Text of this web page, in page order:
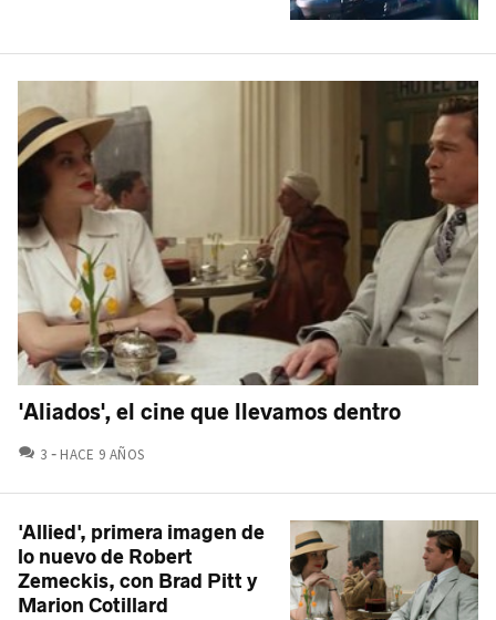
'Aliados', el cine que llevamos dentro
3 COMENTARIOS
HACE 9 AÑOS
'Allied', primera imagen de
lo nuevo de Robert
Zemeckis, con Brad Pitt y
Marion Cotillard